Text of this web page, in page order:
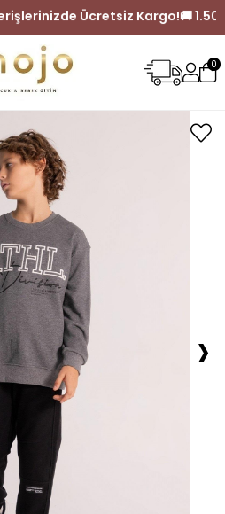
Alışverişlerinizde Ücretsiz
0
›